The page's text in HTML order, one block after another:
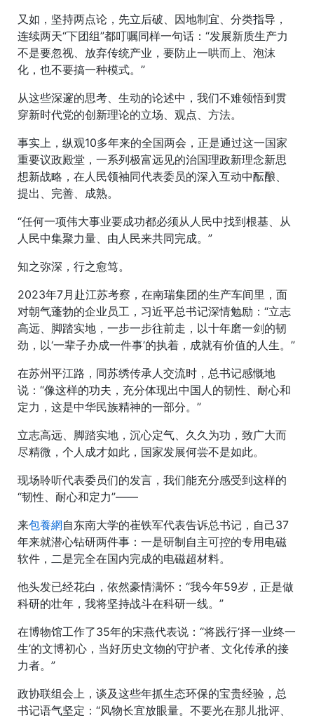
又如，坚持两点论，先立后破、因地制宜、分类指导，
连续两天“下团组”都叮嘱同样一句话：“发展新质生产力
不是要忽视、放弃传统产业，要防止一哄而上、泡沫
化，也不要搞一种模式。”
从这些深邃的思考、生动的论述中，我们不难领悟到贯
穿新时代党的创新理论的立场、观点、方法。
事实上，纵观10多年来的全国两会，正是通过这一国家
重要议政殿堂，一系列极富远见的治国理政新理念新思
想新战略，在人民领袖同代表委员的深入互动中酝酿、
提出、完善、成熟。
“任何一项伟大事业要成功都必须从人民中找到根基、从
人民中集聚力量、由人民来共同完成。”
知之弥深，行之愈笃。
2023年7月赴江苏考察，在南瑞集团的生产车间里，面
对朝气蓬勃的企业员工，习近平总书记深情勉励：“立志
高远、脚踏实地，一步一步往前走，以十年磨一剑的韧
劲，以‘一辈子办成一件事’的执着，成就有价值的人生。”
在苏州平江路，同苏绣传承人交流时，总书记感慨地
说：“像这样的功夫，充分体现出中国人的韧性、耐心和
定力，这是中华民族精神的一部分。”
立志高远、脚踏实地，沉心定气、久久为功，致广大而
尽精微，个人成才如此，国家发展何尝不是如此。
现场聆听代表委员们的发言，我们能充分感受到这样的
“韧性、耐心和定力”——
来包養網自东南大学的崔铁军代表告诉总书记，自己37
年来就潜心钻研两件事：一是研制自主可控的专用电磁
软件，二是完全在国内完成的电磁超材料。
他头发已经花白，依然豪情满怀：“我今年59岁，正是做
科研的壮年，我将坚持战斗在科研一线。”
在博物馆工作了35年的宋燕代表说：“将践行‘择一业终一
生’的文博初心，当好历史文物的守护者、文化传承的接
力者。”
政协联组会上，谈及这些年抓生态环保的宝贵经验，总
书记语气坚定：“风物长宜放眼量。不要光在那儿批评、